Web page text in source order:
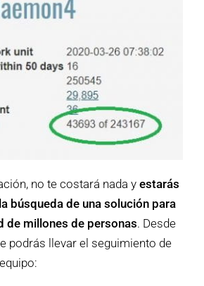
no te costará nada y estarás
búsqueda de una solución para
de millones de personas. Desde
podrás llevar el seguimiento de